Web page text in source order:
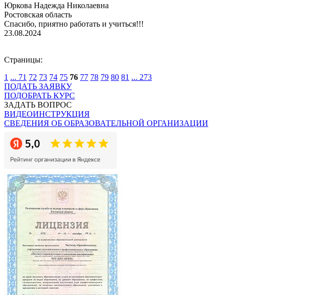
Юркова Надежда Николаевна
Ростовская область
Спасибо, приятно работать и учиться!!!
23.08.2024
Страницы:
1 ... 71 72 73 74 75 76 77 78 79 80 81 ... 273
ПОДАТЬ ЗАЯВКУ
ПОДОБРАТЬ КУРС
ЗАДАТЬ ВОПРОС
ВИДЕОИНСТРУКЦИЯ
СВЕДЕНИЯ ОБ ОБРАЗОВАТЕЛЬНОЙ ОРГАНИЗАЦИИ